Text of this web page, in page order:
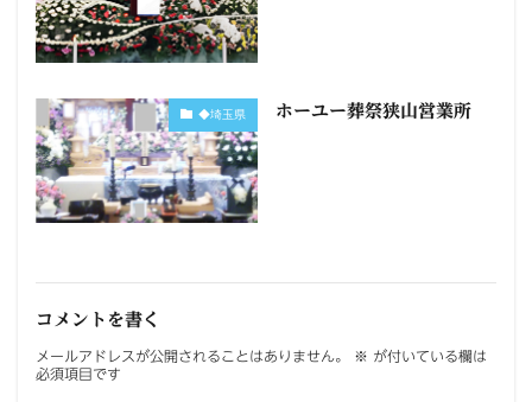
◆埼玉県 ホーユー葬祭狭山営業所
コメントを書く
メールアドレスが公開されることはありません。 ※ が付いている欄は
必須項目です